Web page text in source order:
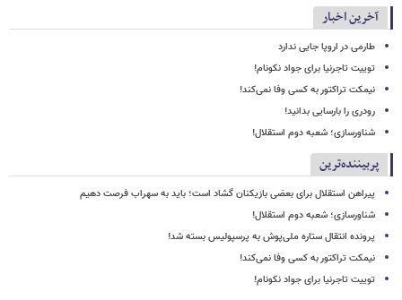
آخرین اخبار
طارمی در اروپا جایی ندارد
توییت تاجرنیا برای جواد نکونام!
نیمکت تراکتور به کسی وفا نمی‌کند!
رودری را بارسایی بدانید!
شناورسازی؛ شعبه دوم استقلال!
پربیننده‌ترین
پیراهن استقلال برای بعضی بازیکنان گشاد است؛ باید به سهراب فرصت دهیم
شناورسازی؛ شعبه دوم استقلال!
پرونده انتقال ستاره ملی‌پوش به پرسپولیس بسته شد!
نیمکت تراکتور به کسی وفا نمی‌کند!
توییت تاجرنیا برای جواد نکونام!